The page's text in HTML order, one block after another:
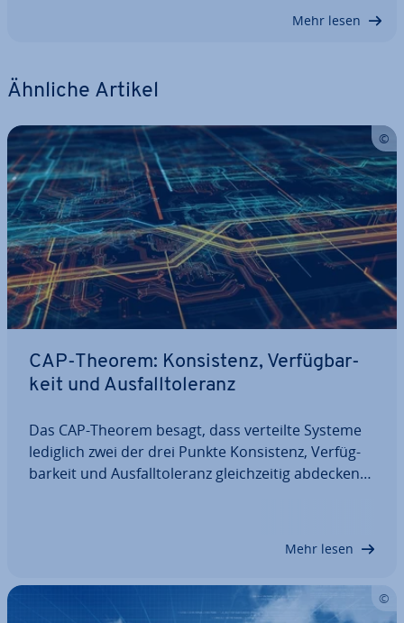
Mehr lesen
Ähnliche Artikel
CAP-Theorem: Kon­sis­tenz, Ver­füg­bar­
keit und Aus­fall­to­le­ranz
Das CAP-Theorem besagt, dass verteilte Systeme
lediglich zwei der drei Punkte Kon­sis­tenz, Ver­füg­
bar­keit und Aus­fall­to­le­ranz gleich­zei­tig abdecken
Mehr lesen